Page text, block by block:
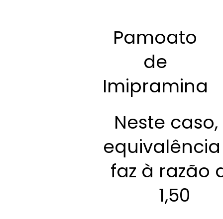
Pamoato
de
Imipramina
Neste
faz à razão
1,50